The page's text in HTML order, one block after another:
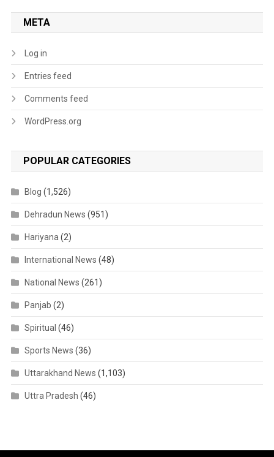
META
Log in
Entries feed
Comments feed
WordPress.org
POPULAR CATEGORIES
Blog (1,526)
Dehradun News (951)
Hariyana(2)
International News (48)
National News (261)
Panjab (2)
Spiritual (46)
Sports News (36)
Uttarakhand News (1,103)
Uttra Pradesh (46)